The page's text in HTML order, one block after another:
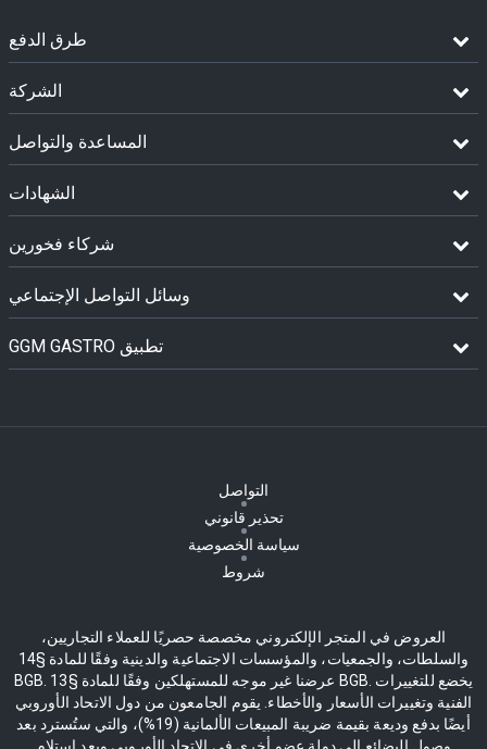
طرق الدفع
الشركة
المساعدة والتواصل
الشهادات
شركاء فخورين
وسائل التواصل الإجتماعي
GGM GASTRO تطبيق
التواصل
تحذير قانوني
سياسة الخصوصية
شروط
العروض في المتجر الإلكتروني مخصصة حصريًا للعملاء التجاريين،
والسلطات، والجمعيات، والمؤسسات الاجتماعية والدينية وفقًا للمادة §14
BGB. عرضنا غير موجه للمستهلكين وفقًا للمادة §13 BGB. يخضع للتغييرات
الفنية وتغييرات الأسعار والأخطاء. يقوم الجامعون من دول الاتحاد الأوروبي
أيضًا بدفع وديعة بقيمة ضريبة المبيعات الألمانية (19%)، والتي ستُسترد بعد